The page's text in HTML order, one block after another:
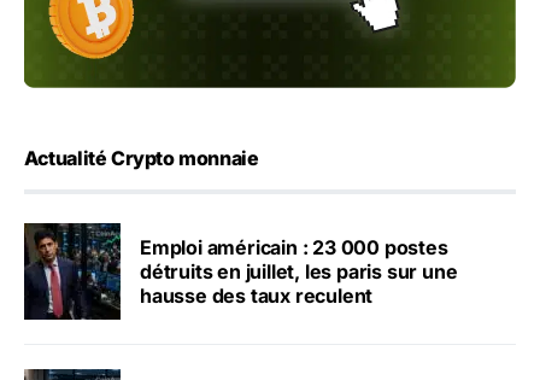
Actualité Crypto monnaie
Emploi américain : 23 000 postes
détruits en juillet, les paris sur une
hausse des taux reculent